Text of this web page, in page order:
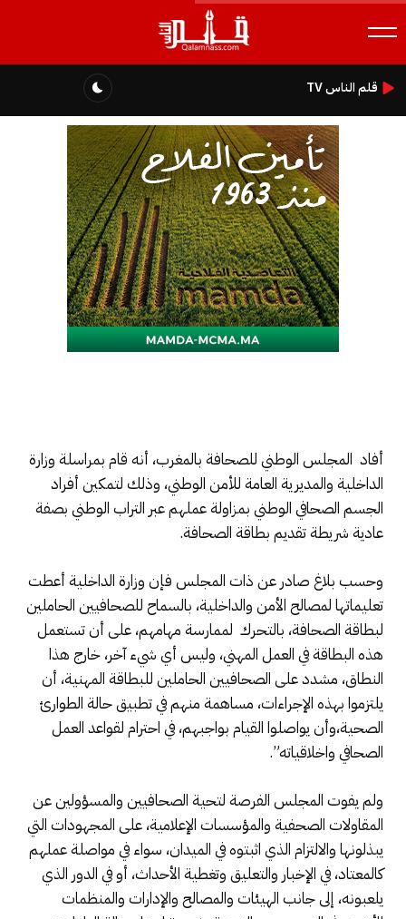
قلم الناس TV
أفاد المجلس الوطني للصحافة بالمغرب، أنه قام بمراسلة وزارة
الداخلية والمديرية العامة للأمن الوطني، وذلك لتمكين أفراد
الجسم الصحافي الوطني بمزاولة عملهم عبر التراب الوطني بصفة
عادية شريطة تقديم بطاقة الصحافة.
وحسب بلاغ صادر عن ذات المجلس فإن وزارة الداخلية أعطت
تعليماتها لمصالح الأمن والداخلية، بالسماح للصحافيين الحاملين
لبطاقة الصحافة، بالتحرك لممارسة مهامهم، على أن تستعمل
هذه البطاقة في العمل المهني، وليس أي شيء آخر، خارج هذا
النطاق، مشدد على الصحافيين الحاملين للبطاقة المهنية، أن
يلتزموا بهذه الإجراءات، مساهمة منهم في تطبيق حالة الطوارئ
الصحية،وأن يواصلوا القيام بواجبهم، في احترام لقواعد العمل
الصحافي واخلاقياته”.
ولم يفوت المجلس الفرصة لتحية الصحافيين والمسؤولين عن
المقاولات الصحفية والمؤسسات الإعلامية، على المجهودات التي
يبذلونها والالتزام الذي اثبتوه في الميدان، سواء في مواصلة عملهم
كالمعتاد، في الإخبار والتعليق وتغطية الأحداث، أو في الدور الذي
يلعبونه، إلى جانب الهيئات والمصالح والإدارات والمنظمات